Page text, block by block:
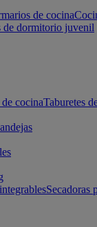
de cocina
de dormitorio juvenil
cocinaTaburetes
Secadoras